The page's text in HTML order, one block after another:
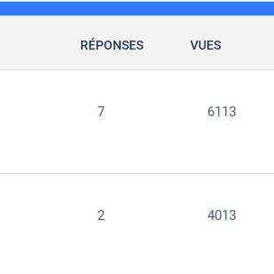
RÉPONSES VUES
7 6113
2 4013